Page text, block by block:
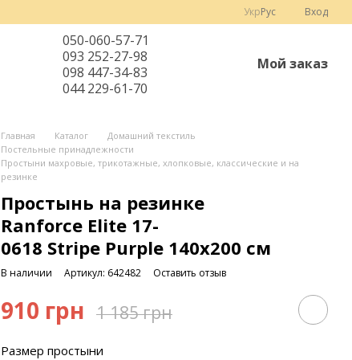
УкрРус Вход
050-060-57-71
093 252-27-98
098 447-34-83
044 229-61-70
Мой заказ
Главная Каталог
Домашний текстиль
Постельные принадлежности
Простыни махровые, трикотажные, хлопковые, классические и на
резинке
Простынь на резинке
Ranforce Elite 17-
0618 Stripe Purple 140х200 см
В наличии Артикул: 642482 Оставить отзыв
910 грн 1 185 грн
Размер простыни